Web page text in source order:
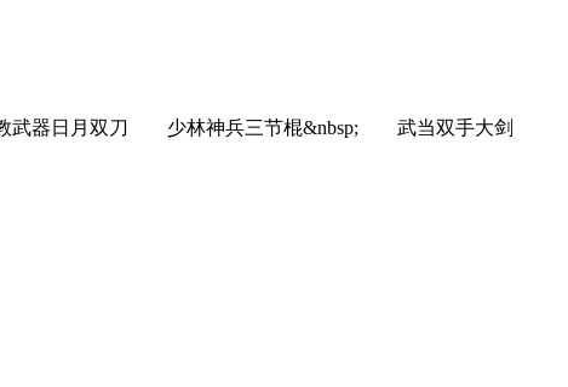
月教武器日月双刀 少林神兵三节棍&nbsp; 武当双手大剑